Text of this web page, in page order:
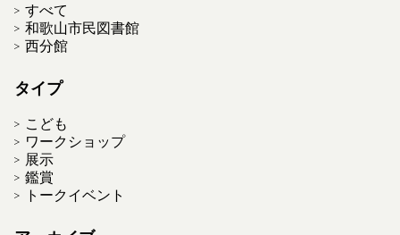
すべて
和歌山市民図書館
西分館
タイプ
こども
ワークショップ
展示
鑑賞
トークイベント